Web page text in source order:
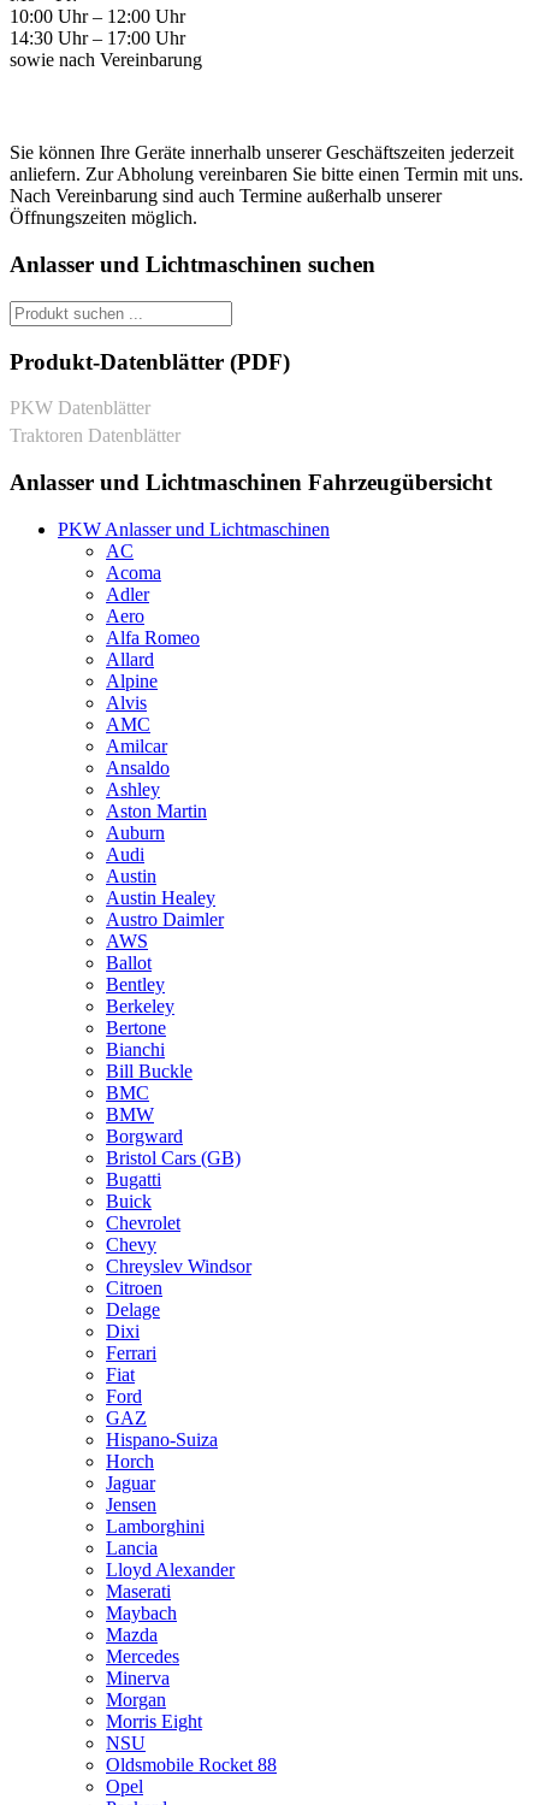
10:00 Uhr – 12:00 Uhr
14:30 Uhr – 17:00 Uhr
sowie nach Vereinbarung
Sie können Ihre Geräte innerhalb unserer Geschäftszeiten jederzeit
anliefern. Zur Abholung vereinbaren Sie bitte einen Termin mit uns.
Nach Vereinbarung sind auch Termine außerhalb unserer
Öffnungszeiten möglich.
Anlasser und Lichtmaschinen suchen
Produkt-Datenblätter (PDF)
PKW Datenblätter
Traktoren Datenblätter
Anlasser und Lichtmaschinen Fahrzeugübersicht
PKW Anlasser und Lichtmaschinen
AC
Acoma
Adler
Aero
Alfa Romeo
Allard
Alpine
Alvis
AMC
Amilcar
Ansaldo
Ashley
Aston Martin
Auburn
Audi
Austin
Austin Healey
Austro Daimler
AWS
Ballot
Bentley
Berkeley
Bertone
Bianchi
Bill Buckle
BMC
BMW
Borgward
Bristol Cars (GB)
Bugatti
Buick
Chevrolet
Chevy
Chreyslev Windsor
Citroen
Delage
Dixi
Ferrari
Fiat
Ford
GAZ
Hispano-Suiza
Horch
Jaguar
Jensen
Lamborghini
Lancia
Lloyd Alexander
Maserati
Maybach
Mazda
Mercedes
Minerva
Morgan
Morris Eight
NSU
Oldsmobile Rocket 88
Opel